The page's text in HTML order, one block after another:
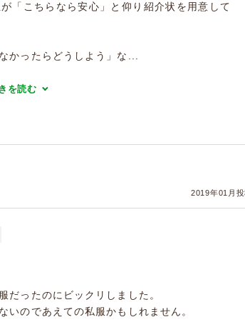
「こちらなら安心」と仰り紹介状を用意して
かったらどうしよう」な...
を読む
2019年01月投
だったのにビックリしました。
いのであえての私服かもしれません。